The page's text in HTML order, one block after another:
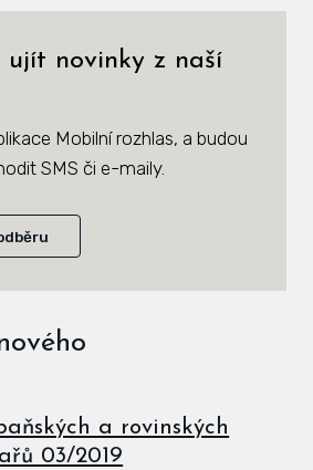
ujít novinky z naší
Mobilní rozhlas, a budou
SMS či e-maily.
a rovinských
03/2019